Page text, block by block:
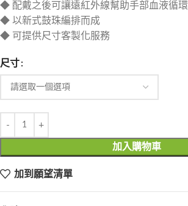
◆ 配戴之後可讓遠紅外線幫助手部血液循環
◆ 以新式鼓珠編排而成
◆ 可提供尺寸客製化服務
尺寸
加入購物車
加到願望清單